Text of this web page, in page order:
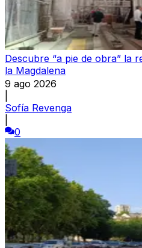
Descubre “a pie de obra” la
la Magdalena
9 ago 2026
Sofía Revenga
0